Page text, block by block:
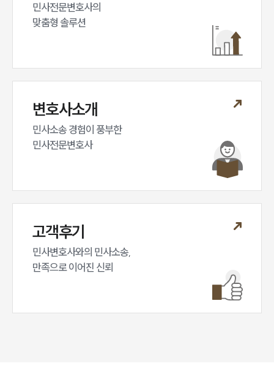
민사전문변호사의
맞춤형 솔루션
변호사소개
민사소송 경험이 풍부한
민사전문변호사
고객후기
민사변호사와의 민사소송,
만족으로 이어진 신뢰